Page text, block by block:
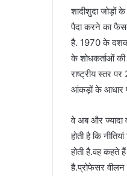
शादीशुदा जोड़ों
पैदा करने का
है. 1970 के दशक
के शोधकर्ताओं की
राष्ट्रीय स्तर
आंकड़ों के आधार
वे अब और ज्यादा
होती है कि
होती है.वह कहते
है.प्रोफेसर वीलन